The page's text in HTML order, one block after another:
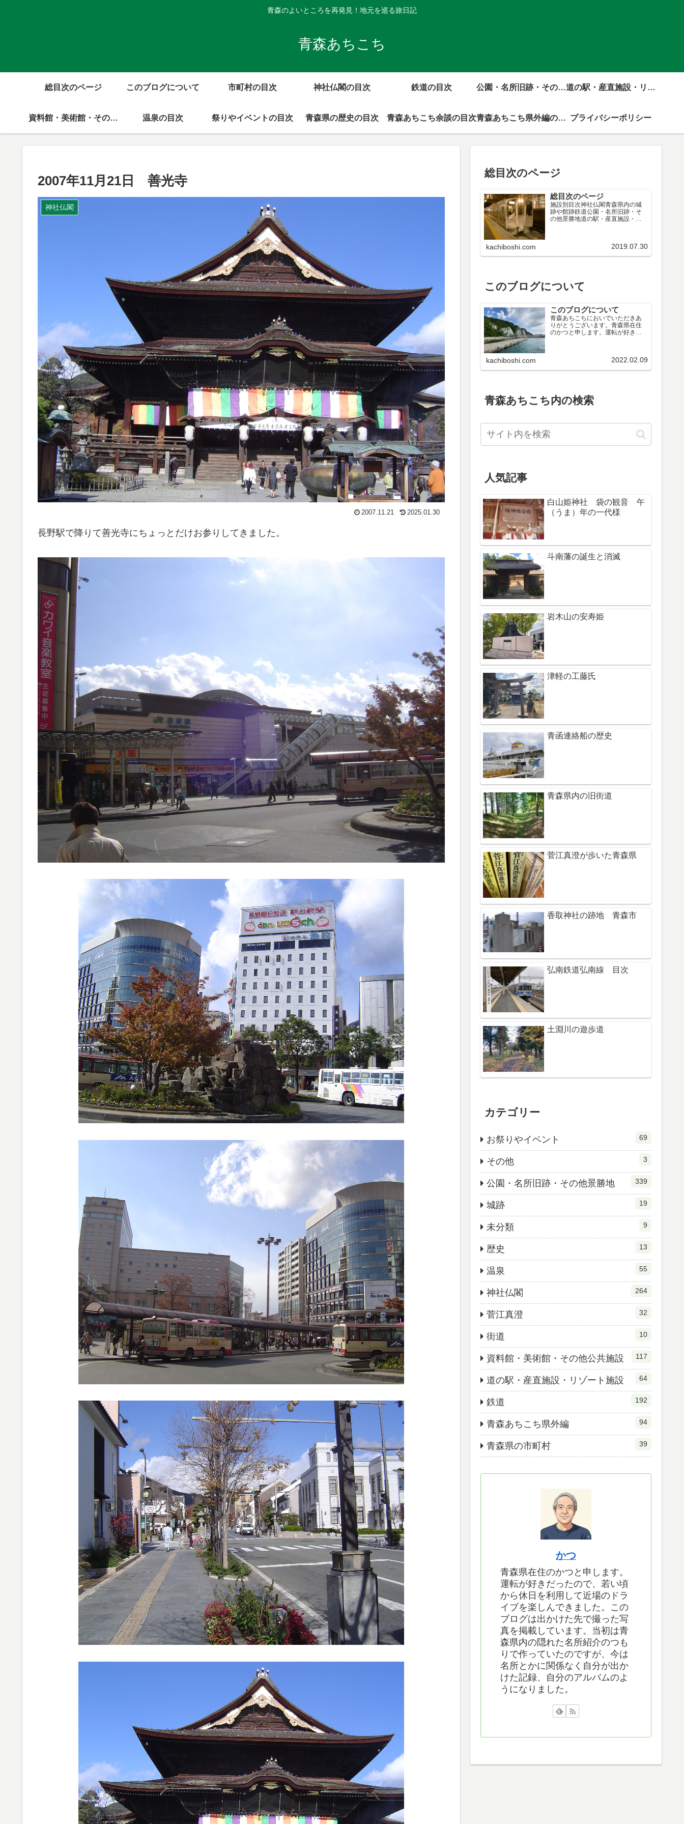
青森のよいところを再発見！地元を巡る旅日記
青森あちこち
総目次のページ このブログについて 市町村の目次 神社仏閣の目次 鉄道の目次 公園・名所旧跡・その他景勝地の目次 道の駅・産直施設・リゾート施設の目次
資料館・美術館・その他公共施設の目次 温泉の目次 祭りやイベントの目次 青森県の歴史の目次 青森あちこち余談の目次 青森あちこち県外編の目次 プライバシーポリシー
2007年11月21日 善光寺
神社仏閣
2007.11.21 2025.01.30
長野駅で降りて善光寺にちょっとだけお参りしてきました。
総目次のページ
総目次のページ
施設別目次神社仏閣青森県内の城
跡や館跡鉄道公園・名所旧跡・そ
の他景勝地道の駅・産直施設・リ
澄が歩いた青森県青森県内の文化
kachiboshi.com 2019.07.30
このブログについて
このブログについて
青森あちこちにおいでいただきあ
りがとうございます。青森県在住
のかつと申します。運転が好きだ
で撮った写真を掲載しています。
kachiboshi.com 2022.02.09
青森あちこち内の検索
人気記事
白山姫神社 袋の観音 午
（うま）年の一代様
斗南藩の誕生と消滅
岩木山の安寿姫
津軽の工藤氏
青函連絡船の歴史
青森県内の旧街道
菅江真澄が歩いた青森県
香取神社の跡地 青森市
弘南鉄道弘南線 目次
土淵川の遊歩道
カテゴリー
お祭りやイベント 69
その他 3
公園・名所旧跡・その他景勝地 339
城跡 19
未分類 9
歴史 13
温泉 55
神社仏閣 264
菅江真澄 32
街道 10
資料館・美術館・その他公共施設 117
道の駅・産直施設・リゾート施設 64
鉄道 192
青森あちこち県外編 94
青森県の市町村 39
かつ
青森県在住のかつと申します。
運転が好きだったので、若い頃
から休日を利用して近場のドラ
イブを楽しんできました。この
ブログは出かけた先で撮った写
真を掲載しています。当初は青
森県内の隠れた名所紹介のつも
りで作っていたのですが、今は
名所とかに関係なく自分が出か
けた記録、自分のアルバムのよ
うになりました。